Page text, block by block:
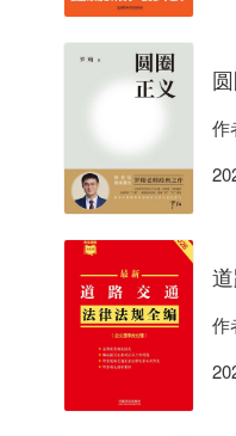
作
作